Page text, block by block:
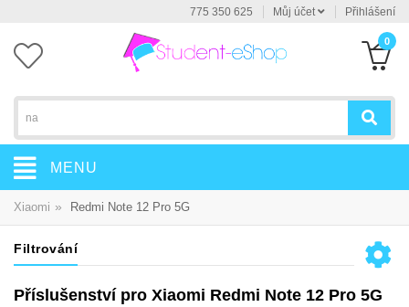
775 350 625 Můj účet Přihlášení
0
MENU
Xiaomi » Redmi Note 12 Pro 5G
Filtrování
Příslušenství pro Xiaomi Redmi Note 12 Pro 5G